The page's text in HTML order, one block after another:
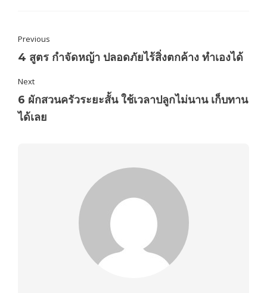
Previous
4 สูตร กำจัดหญ้า ปลอดภัยไร้สิ่งตกค้าง ทำเองได้
Next
6 ผักสวนครัวระยะสั้น ใช้เวลาปลูกไม่นาน เก็บทาน
ได้เลย